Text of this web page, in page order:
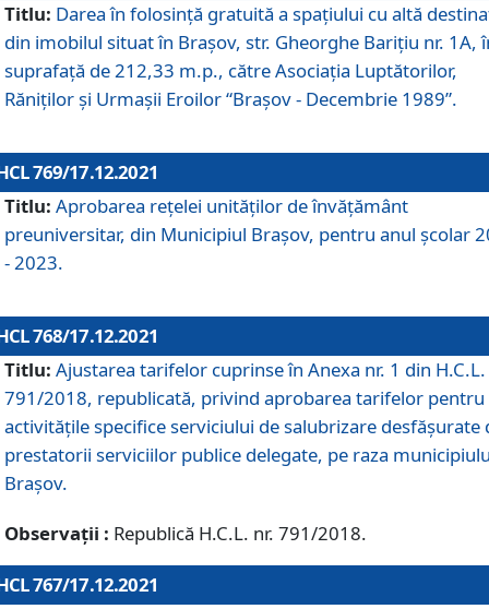
Titlu: Darea în folosinţă gratuită a spaţiului cu altă
din imobilul situat în Braşov, str. Gheorghe Bariţiu nr. 1A,
suprafaţă de 212,33 m.p., către Asociaţia Luptătorilor,
Răniţilor şi Urmaşii Eroilor “Braşov - Decembrie 1989”.
769/17.12.2021
Titlu: Aprobarea reţelei unităţilor de învăţământ
preuniversitar, din Municipiul Braşov, pentru anul şcolar
- 2023.
768/17.12.2021
Titlu: Ajustarea tarifelor cuprinse în Anexa nr. 1 din H.C.L.
791/2018, republicată, privind aprobarea tarifelor pentru
activităţile specifice serviciului de salubrizare desfăşurate
prestatorii serviciilor publice delegate, pe raza
Braşov.
Observații : Republică H.C.L. nr. 791/2018.
767/17.12.2021